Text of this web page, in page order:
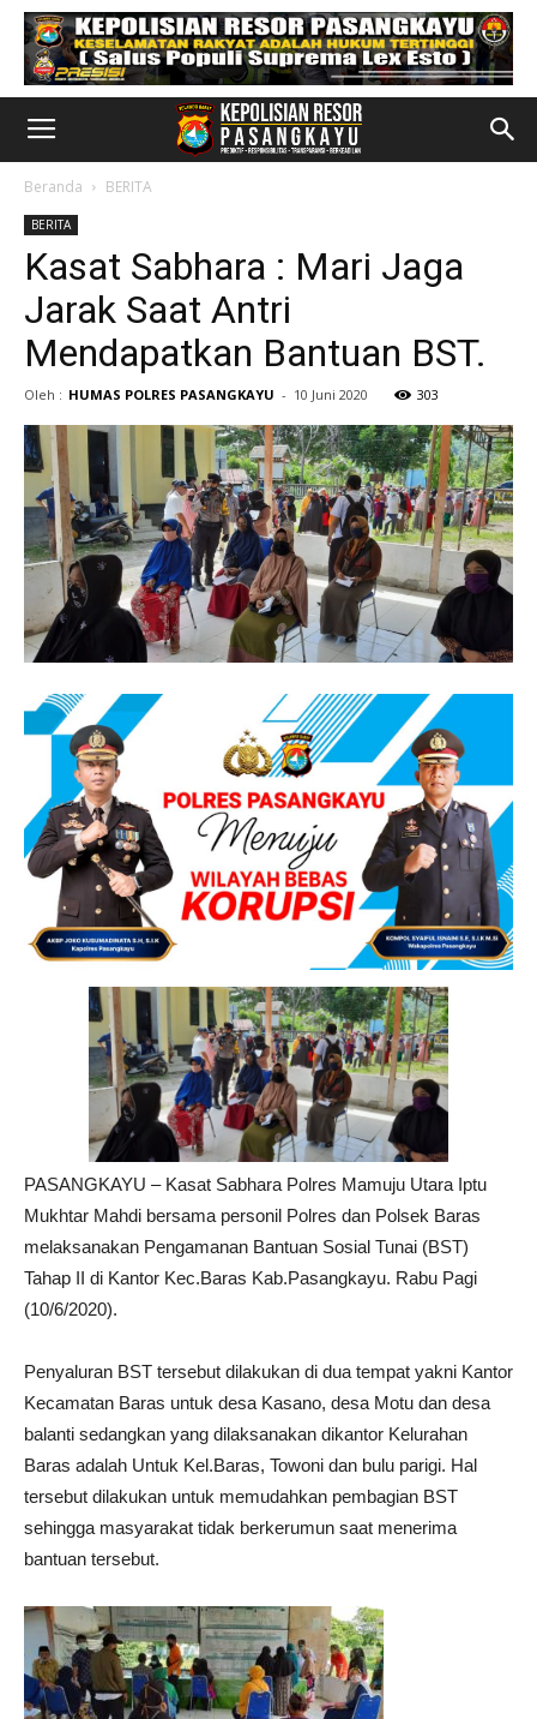
Beranda BERITA
BERITA
Kasat Sabhara : Mari Jaga
Jarak Saat Antri
Mendapatkan Bantuan BST.
Oleh : HUMAS POLRES PASANGKAYU - 10 Juni 2020 303
PASANGKAYU – Kasat Sabhara Polres Mamuju Utara Iptu
Mukhtar Mahdi bersama personil Polres dan Polsek Baras
melaksanakan Pengamanan Bantuan Sosial Tunai (BST)
Tahap II di Kantor Kec.Baras Kab.Pasangkayu. Rabu Pagi
(10/6/2020).
Penyaluran BST tersebut dilakukan di dua tempat yakni Kantor
Kecamatan Baras untuk desa Kasano, desa Motu dan desa
balanti sedangkan yang dilaksanakan dikantor Kelurahan
Baras adalah Untuk Kel.Baras, Towoni dan bulu parigi. Hal
tersebut dilakukan untuk memudahkan pembagian BST
sehingga masyarakat tidak berkerumun saat menerima
bantuan tersebut.